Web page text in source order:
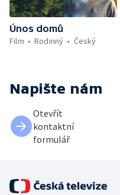
Únos domů
Film
Rodinný Český
Napište nám
Otevřít
kontaktní
formulář